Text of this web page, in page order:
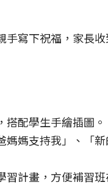
寫下祝福，家長
搭配學生手繪插圖。
媽支持我」、「
習計畫，方便補習